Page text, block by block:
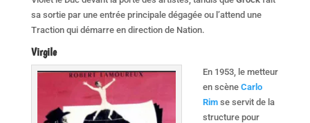
sa sortie par une entrée principale dégagée ou l’attend une
Traction qui démarre en direction de Nation.
Virgile
En 1953, le metteur
en scène Carlo
Rimse servit de la
structure pour